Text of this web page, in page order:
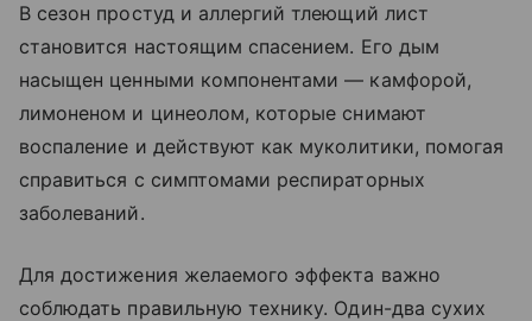
В сезон простуд и аллергий тлеющий лист
становится настоящим спасением. Его дым
насыщен ценными компонентами — камфорой,
лимоненом и цинеолом, которые снимают
воспаление и действуют как муколитики, помогая
справиться с симптомами респираторных
заболеваний.
Для достижения желаемого эффекта важно
соблюдать правильную технику. Один-два сухих